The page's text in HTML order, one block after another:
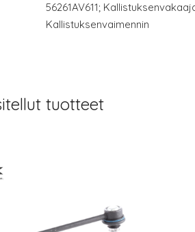
56261AV611;
Kallistuksenvaimennin
tuotteet